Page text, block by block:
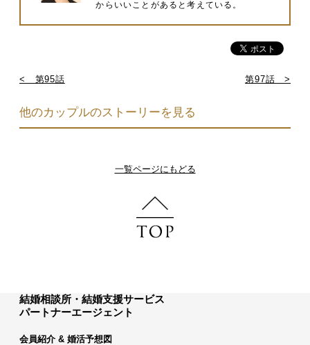
からいいことがあると考えている。
< 第95話 第97話 >
他のカップルのストーリーを見る
一覧ページにもどる
結婚相談所・結婚支援サービス
パートナーエージェント
会員紹介 & 婚活予想図